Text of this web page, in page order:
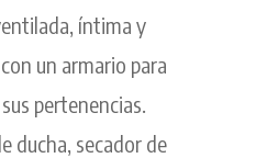
íntima y
un armario para
pertenencias.
ducha, secador de